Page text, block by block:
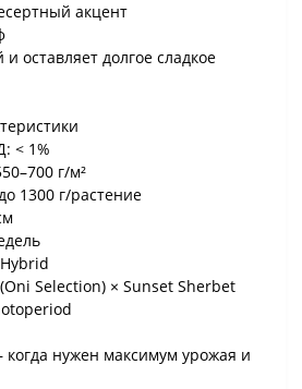
акцент
оставляет долгое сладкое
< 1%
г/м²
1300 г/растение
(Oni Selection) × Sunset Sherbet
нужен максимум урожая и